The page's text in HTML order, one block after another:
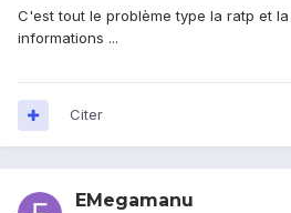
C'est tout le problème type la ratp et
informations ...
Citer
EMegamanu